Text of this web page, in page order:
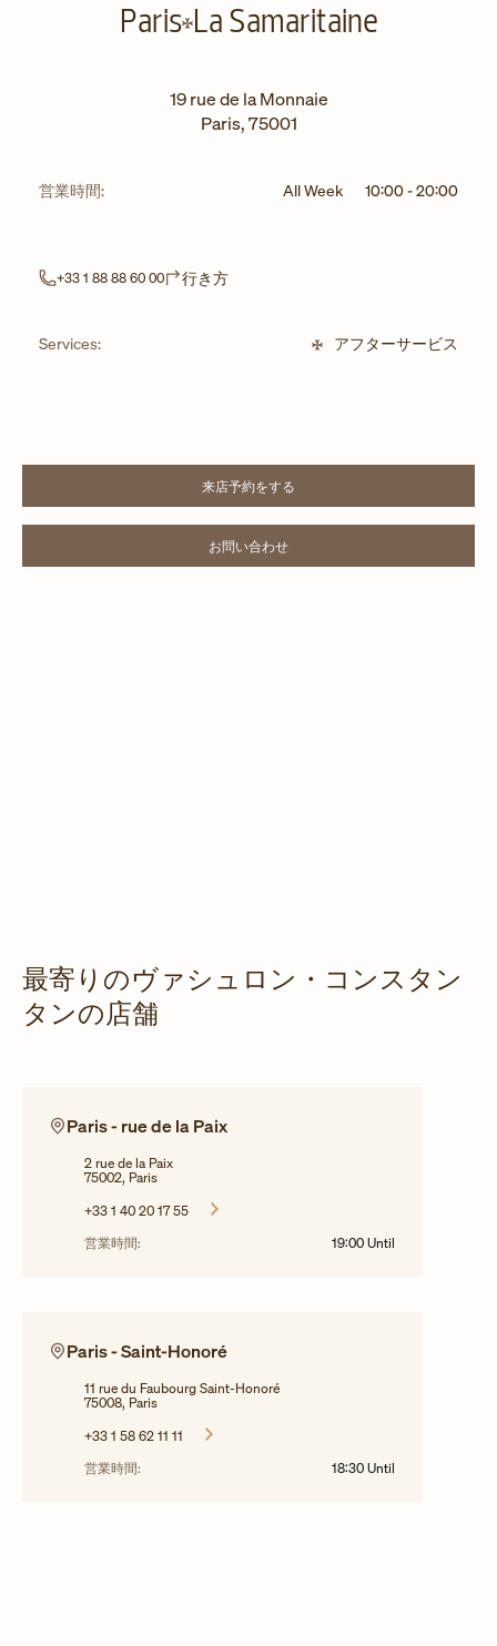
Paris La Samaritaine
19 rue de la Monnaie
Paris,75001
営業時間: All Week 10:00-20:00
+33 1 88 88 60 00 行き方Link Opens in New Tab
Services: アフターサービス
来店予約をするLINK OPENS IN NEW TAB
お問い合わせLINK OPENS IN NEW TAB
最寄りのヴァシュロン・コンスタン
タンの店舗
Paris - rue de la Paix
2 rue de la Paix
75002, Paris
+33 1 40 20 17 55
営業時間:
19:00 Until
Paris - Saint-Honoré
11 rue du Faubourg Saint-Honoré
75008, Paris
+33 1 58 62 11 11
営業時間:
18:30 Until